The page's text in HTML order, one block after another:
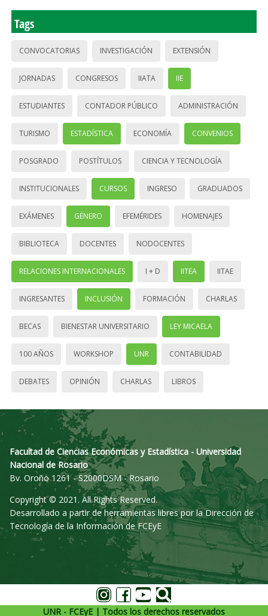
Tags
CONVOCATORIAS INVESTIGACIÓN EXTENSIÓN
JORNADAS CONGRESOS IIATA IIE
ESTUDIANTES CONTADOR PÚBLICO ADMINISTRACIÓN
TURISMO ESTADÍSTICA ECONOMÍA CONVENIOS
POSGRADO POSTÍTULOS CIENCIA Y TECNOLOGÍA
INSTITUCIONALES CURSOS INGRESO GRADUADOS
EXÁMENES GÉNERO EFEMÉRIDES HOMENAJES
BIBLIOTECA DOCENTES NODOCENTES
RELACIONES INTERNACIONALES I + D IITEA IITAE
INGRESANTES INCLUSIÓN FORMACIÓN CHARLAS
BECAS BIENESTAR UNIVERSITARIO LEY MICAELA
100 AÑOS WORKSHOP UNR CONTABILIDAD
DEBATES OPINIÓN CHARLAS LIBROS
Facultad de Ciencias Económicas y Estadística - Universidad
Nacional de Rosario
Bv. Oroño 1261 - S2000DSM - Rosario
Copyright © 2021. All Rights Reserved.
Desarrollado a partir de herramientas libres por la Dirección de
Tecnología de la Información de FCEyE
UNR - FCEyE | Todos los derechos reservados